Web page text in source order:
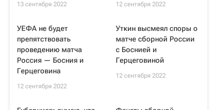
13 сентября 2022 12 сентября 2022
УЕФА не будет
препятствовать
проведению матча
Россия — Босния и
Герцеговина
12 сентября 2022
Уткин высмеял споры о
матче сборной России
с Боснией и
Герцеговиной
12 сентября 2022